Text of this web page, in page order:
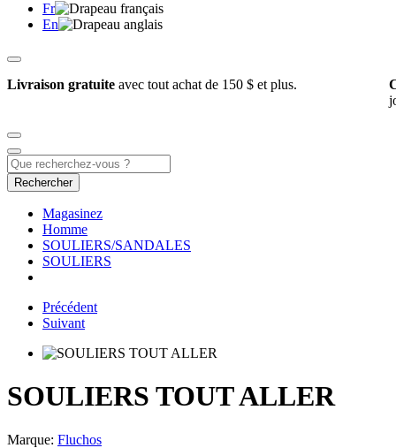
Fr
En
Livraison gratuite avec tout achat de 150 $ et plus.
Rechercher
Magasinez
Homme
SOULIERS/SANDALES
SOULIERS
Précédent
Suivant
SOULIERS TOUT ALLER
Marque: Fluchos